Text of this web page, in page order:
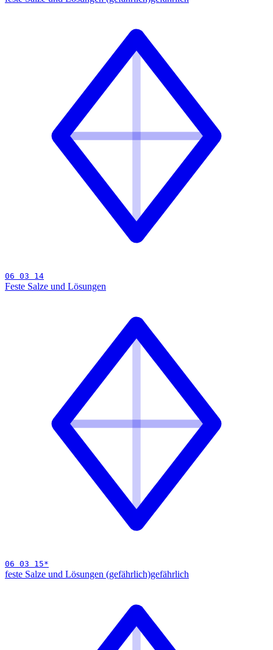
06 03 14
Feste Salze und Lösungen
06 03 15*
feste Salze und Lösungen (gefährlich)gefährlich